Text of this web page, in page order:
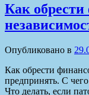
Как
Опубликовано в
Как обрести
предпринять. С
Что делать, если